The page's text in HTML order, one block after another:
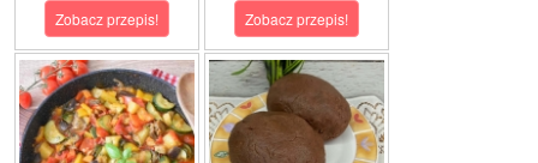
Zobacz przepis! Zobacz przepis!